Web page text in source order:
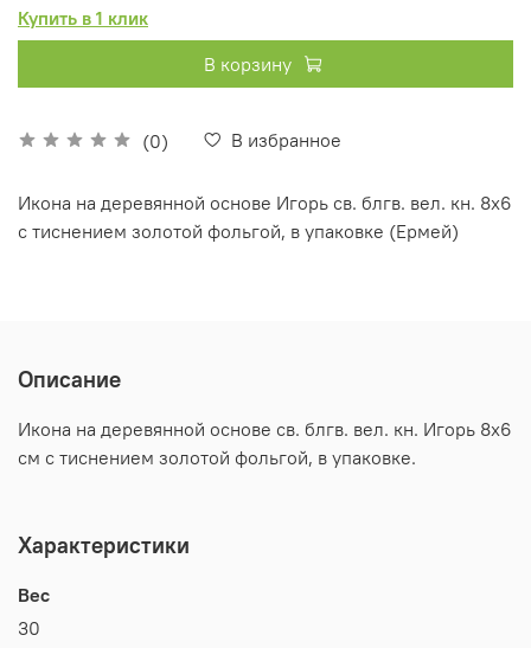
(0) В избранное
Купить в 1 клик
В корзину
Икона на деревянной основе Игорь св. блгв. вел. кн. 8х6
с тиснением золотой фольгой, в упаковке (Ермей)
Описание
Икона на деревянной основе св. блгв. вел. кн. Игорь 8х6
см с тиснением золотой фольгой, в упаковке.
Характеристики
Вес
30